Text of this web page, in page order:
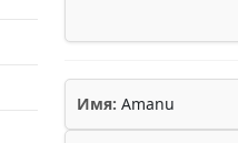
Имя: Amanu